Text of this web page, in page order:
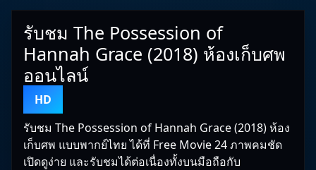
รับชม The Possession of
Hannah Grace (2018) ห้องเก็บศพ
ออนไลน์
HD
รับชม The Possession of Hannah Grace (2018) ห้อง
เก็บศพ แบบพากย์ไทย ได้ที่ Free Movie 24 ภาพคมชัด
เปิดดูง่าย และรับชมได้ต่อเนื่องทั้งบนมือถือกับ